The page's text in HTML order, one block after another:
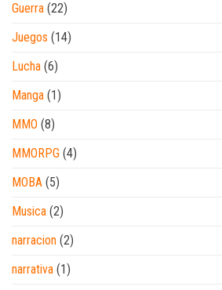
Guerra (22)
Juegos (14)
Lucha (6)
Manga (1)
MMO (8)
MMORPG (4)
MOBA (5)
Musica (2)
narracion (2)
narrativa (1)